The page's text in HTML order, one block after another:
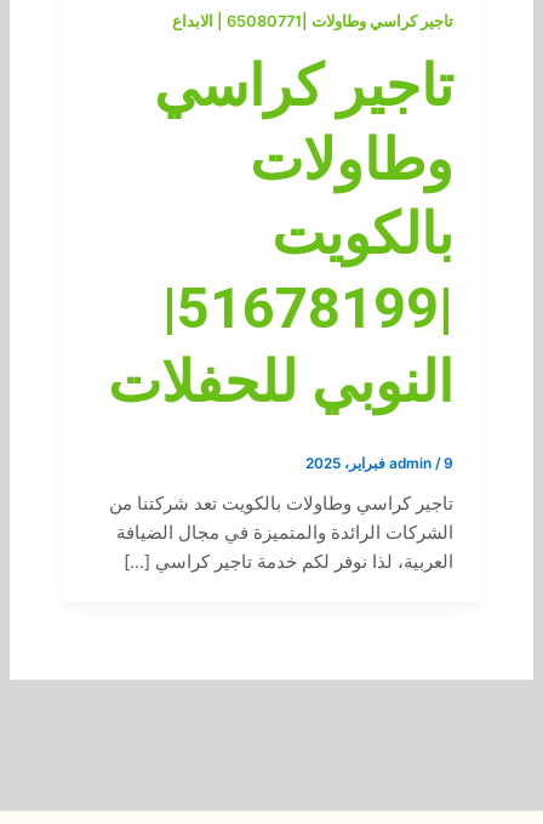
تاجير كراسي وطاولات |65080771 | الابداع
تاجير كراسي
وطاولات
بالكويت
|51678199|
النوبي للحفلات
admin /9 فبراير، 2025
تاجير كراسي وطاولات بالكويت تعد شركتنا من
الشركات الرائدة والمتميزة في مجال الضيافة
العربية، لذا نوفر لكم خدمة تاجير كراسي […]